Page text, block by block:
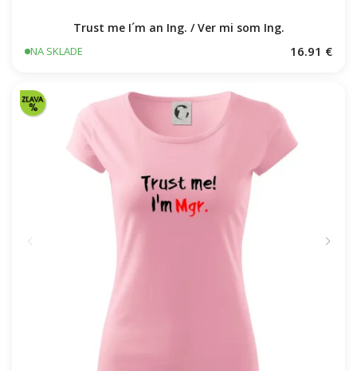
Trust me I´m an Ing. / Ver mi som Ing.
NA SKLADE 16.91 €